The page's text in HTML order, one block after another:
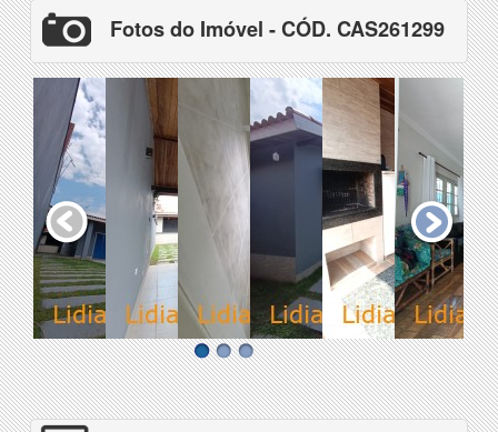
Fotos do Imóvel - CÓD. CAS261299